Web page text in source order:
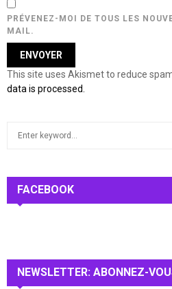
PRÉVENEZ-MOI DE TOUS LES
MAIL.
This site uses Akismet to reduce
data is processed.
:
FACEBOOK
NEWSLETTER: ABONNEZ-